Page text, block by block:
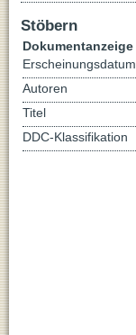
Stöbern
Dokumentanzeige
Erscheinungsdatum
Autoren
Titel
DDC-Klassifikation